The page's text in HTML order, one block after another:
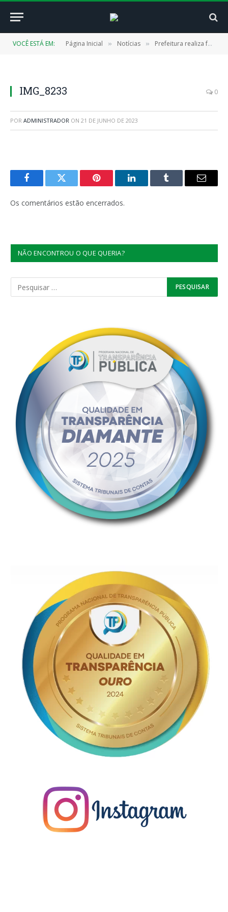
VOCÊ ESTÁ EM: Página Inicial » Notícias » Prefeitura realiza formação para os habilitados no processo de escolha dos membros do Conselho Tutelar
IMG_8233 0
POR ADMINISTRADOR ON 21 DE JUNHO DE 2023
FacebookTwitter Pinterest LinkedInTumblr
E-
Os comentários estão encerrados.
NÃO ENCONTROU O QUE QUERIA?